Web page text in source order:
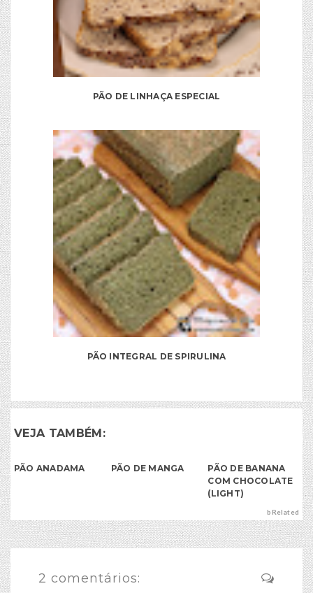
PÃO DE LINHAÇA ESPECIAL
PÃO INTEGRAL DE SPIRULINA
VEJA TAMBÉM:
PÃO ANADAMA PÃO DE MANGA
PÃO DE BANANA
COM CHOCOLATE
(LIGHT)
bRelated
2 comentários: